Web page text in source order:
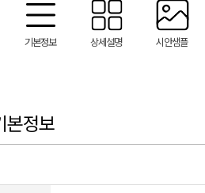
기본정보 상세설명 시안샘플
본정보